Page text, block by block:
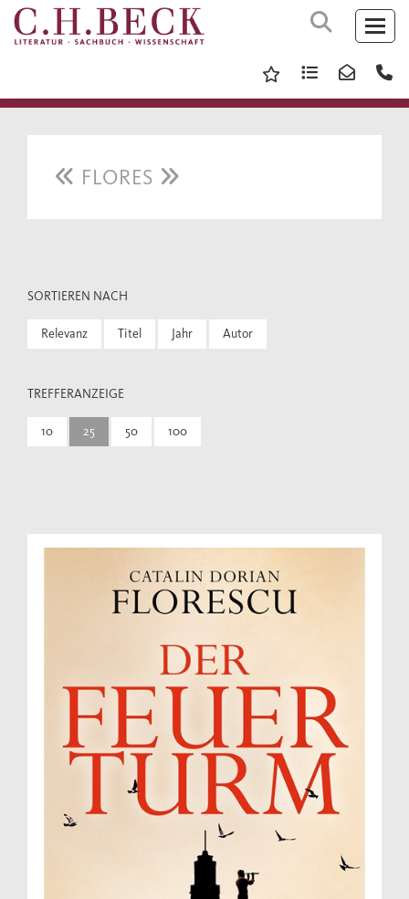
FLORES
SORTIEREN NACH
Relevanz Titel Jahr Autor
TREFFERANZEIGE
10 25 50 100